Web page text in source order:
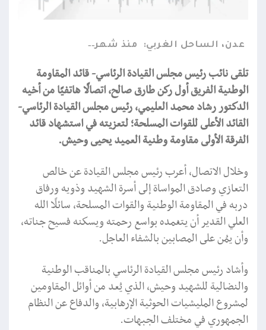
عدن، الساحل الغربي: منذ شهر
تلقى نائب رئيس مجلس القيادة الرئاسي- قائد المقاومة
الوطنية الفريق أول ركن طارق صالح، اتصالًا هاتفيًا من أخيه
الدكتور رشاد محمد العليمي، رئيس مجلس القيادة الرئاسي-
القائد الأعلى للقوات المسلحة؛ لتعزيته في استشهاد قائد
الفرقة الأولى مقاومة وطنية العميد يحيى وحيش.
وخلال الاتصال، أعرب رئيس مجلس القيادة عن خالص
التعازي وصادق المواساة إلى أسرة الشهيد وذويه ورفاق
دربه في المقاومة الوطنية والقوات المسلحة، سائلًا الله
العلي القدير أن يتغمده بواسع رحمته ويسكنه فسيح جناته،
وأن يمُن على المصابين بالشفاء العاجل.
وأشاد رئيس مجلس القيادة الرئاسي بالمناقب الوطنية
والنضالية للشهيد وحيش، الذي يُعد من أوائل المقاومين
لمشروع المليشيات الحوثية الإرهابية، والدفاع عن النظام
الجمهوري في مختلف الجبهات.